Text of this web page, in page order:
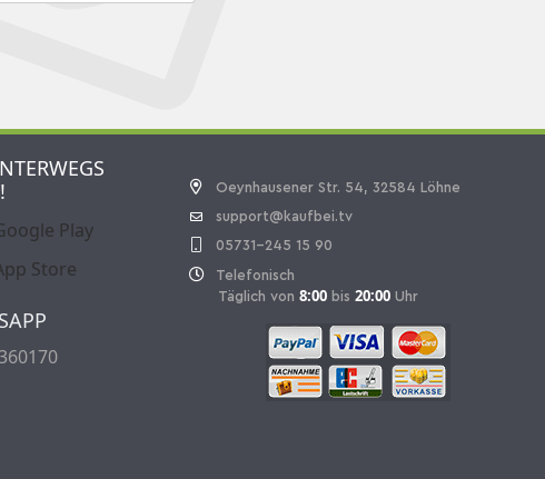
Oeynhausener Str. 54, 32584 Löhne
support@kaufbei.tv
05731-245 15 90
Telefonisch
Täglich von 8:00 bis 20:00 Uhr